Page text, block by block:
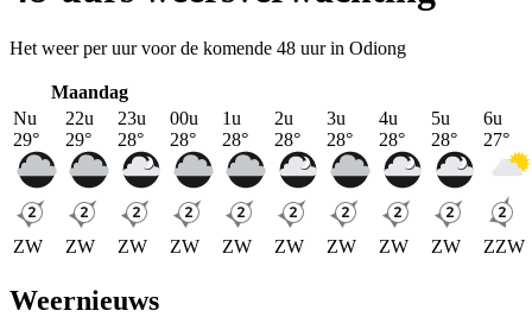
Het weer per uur voor de komende 48 uur in Odiong
Maandag
Nu
29°
ZW
22u
29°
ZW
23u
28°
ZW
00u
28°
ZW
1u
28°
ZW
2u
28°
ZW
3u
28°
ZW
4u
28°
ZW
5u
28°
ZW
6u
27°
ZZW
Weernieuws